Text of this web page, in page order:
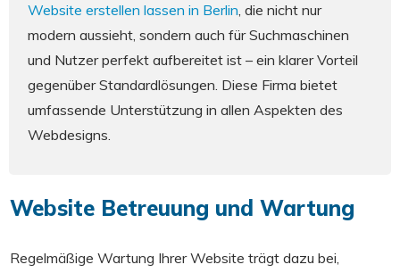
Website erstellen lassen in Berlin, die nicht nur
modern aussieht, sondern auch für Suchmaschinen
und Nutzer perfekt aufbereitet ist – ein klarer Vorteil
gegenüber Standardlösungen. Diese Firma bietet
umfassende Unterstützung in allen Aspekten des
Webdesigns.
Website Betreuung und Wartung
Regelmäßige Wartung Ihrer Website trägt dazu bei,